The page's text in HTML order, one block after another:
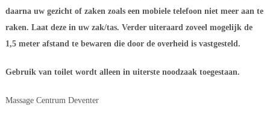
daarna uw gezicht of zaken zoals een mobiele telefoon niet meer aan te
raken. Laat deze in uw zak/tas. Verder uiteraard zoveel mogelijk de
1,5 meter afstand te bewaren die door de overheid is vastgesteld.
Gebruik van toilet wordt alleen in uiterste noodzaak toegestaan.
Massage Centrum Deventer